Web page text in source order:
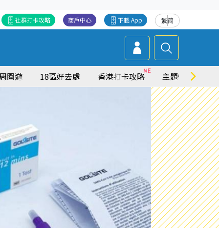
繁简
下載 App
商戶中心
社群打卡攻略
圍遊 18區好去處 香港打卡攻略 主題特集